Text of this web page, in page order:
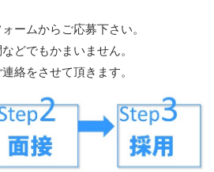
ームからご応募下さい。
どでもかまいません。
絡をさせて頂きます。